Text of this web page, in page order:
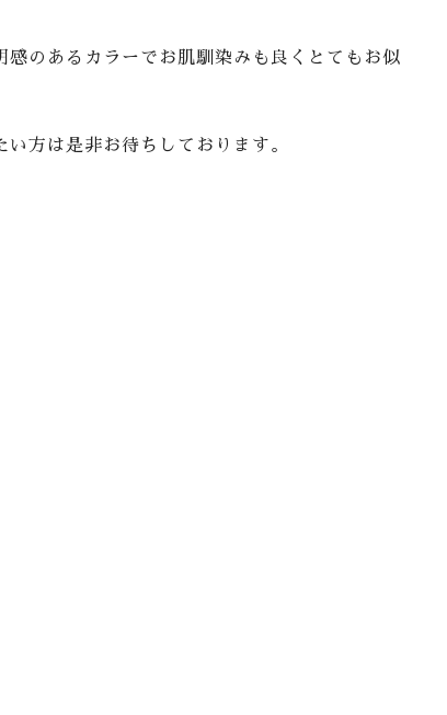
のあるカラーでお肌馴染みも良くとてもお似
方は是非お待ちしております。